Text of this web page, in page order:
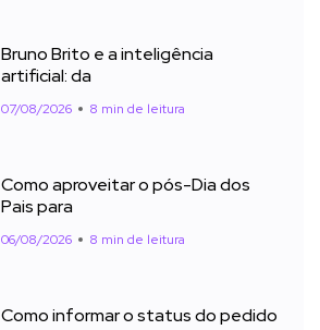
Bruno Brito e a inteligência
artificial: da
07/08/2026 8 min de leitura
Como aproveitar o pós-Dia dos
Pais para
06/08/2026 8 min de leitura
Como informar o status do pedido